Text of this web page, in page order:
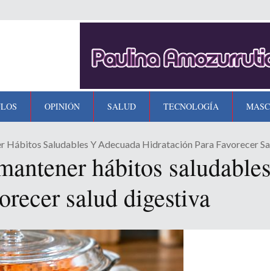
OPINIÓN SALUD TECNOLOGÍA
Hábitos Saludables Y Adecuada Hidratación Para Favorecer
hábitos
salud digestiva